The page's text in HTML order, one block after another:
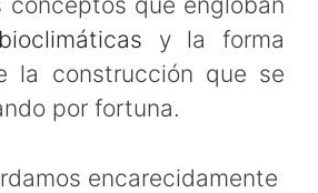
y la forma
la construcción que se
por fortuna.
encarecidamente